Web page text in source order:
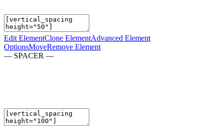
Edit ElementClone ElementAdvanced Element
OptionsMoveRemove Element
— SPACER —